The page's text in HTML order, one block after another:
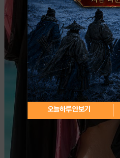
오늘하루 안보기